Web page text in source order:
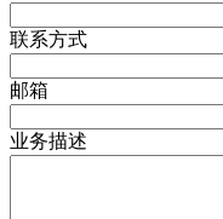
联系方式
邮箱
业务描述